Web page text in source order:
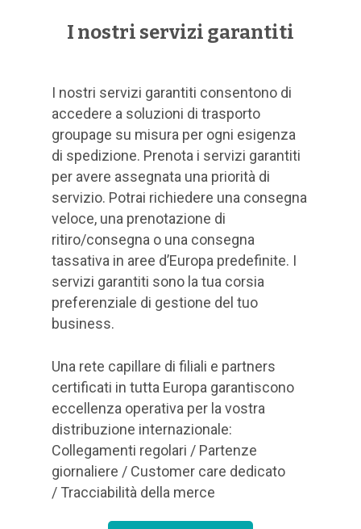
I nostri servizi garantiti
I nostri servizi garantiti consentono di
accedere a soluzioni di trasporto
groupage su misura per ogni esigenza
di spedizione. Prenota i servizi garantiti
per avere assegnata una priorità di
servizio. Potrai richiedere una consegna
veloce, una prenotazione di
ritiro/consegna o una consegna
tassativa in aree d’Europa predefinite. I
servizi garantiti sono la tua corsia
preferenziale di gestione del tuo
business.
Una rete capillare di filiali e partners
certificati in tutta Europa garantiscono
eccellenza operativa per la vostra
distribuzione internazionale:
Collegamenti regolari / Partenze
giornaliere / Customer care dedicato
/ Tracciabilità della merce